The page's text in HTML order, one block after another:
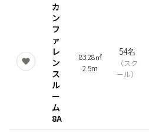
カ
ン
フ
ァ
レ
ン
ス
ル
ー
ム
8A
83.28㎡
2.5m
54名
（スク
ール）